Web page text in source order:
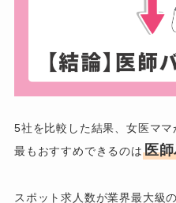
5社を比較した結果、女医マ
最もおすすめできるのは 医
スポット求人数が業界最大級